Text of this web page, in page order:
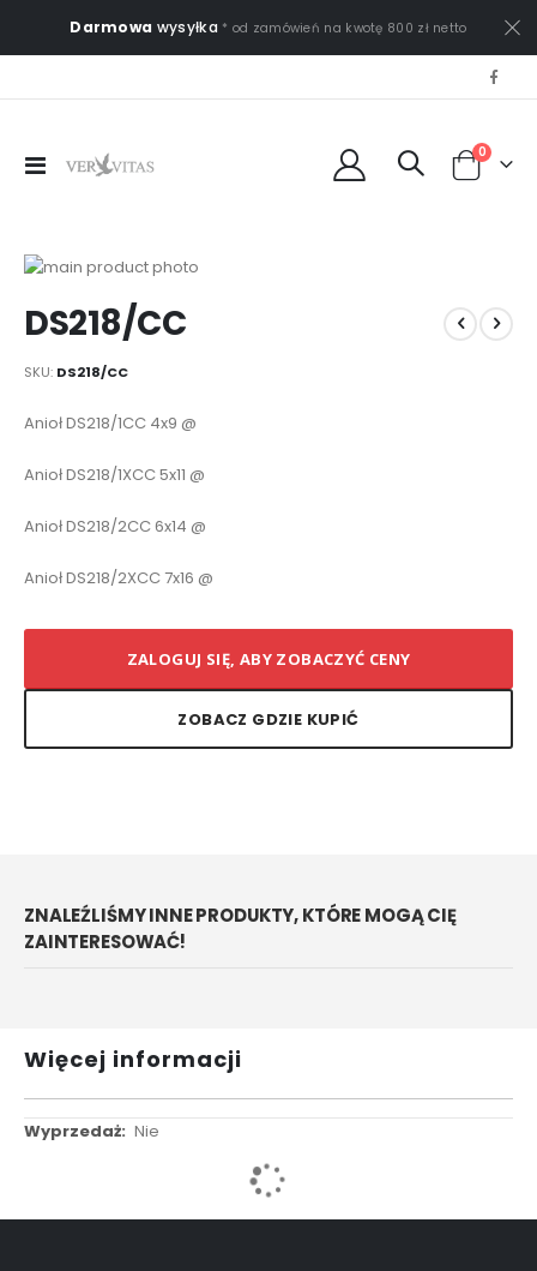
Darmowa wysyłka * od zamówień na kwotę 800 zł netto
Przełącznik
Cart
0
Przejdź
koniec
galerii
na
początek
galerii
DS218/CC
SKU DS218/CC
Elementy
grupowanych
Anioł DS218/1CC 4x9 @
Anioł DS218/1XCC 5x11 @
Anioł DS218/2CC 6x14 @
Anioł DS218/2XCC 7x16 @
ZALOGUJ SIĘ, ABY ZOBACZYĆ CENY
ZOBACZ GDZIE KUPIĆ
ZNALEŹLIŚMY INNE PRODUKTY, KTÓRE MOGĄ CIĘ
ZAINTERESOWAĆ!
Więcej informacji
Więcej
Nie